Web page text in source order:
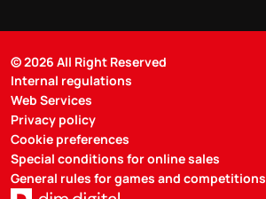
© 2026 All Right Reserved
Internal regulations
Web Services
Privacy policy
Cookie preferences
Special conditions for online sales
General rules for games and competitions